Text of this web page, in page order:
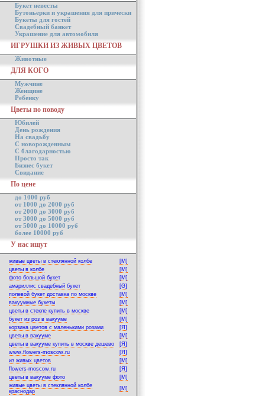
Букет невесты
Бутоньерки и украшения для прически
Букеты для гостей
Свадебный банкет
Украшение для автомобиля
ИГРУШКИ ИЗ ЖИВЫХ ЦВЕТОВ
Животные
ДЛЯ КОГО
Мужчине
Женщине
Ребенку
Цветы по поводу
Юбилей
День рождения
На свадьбу
С новорожденным
С благодарностью
Просто так
Бизнес букет
Свидание
По цене
до 1000 руб
от 1000 до 2000 руб
от 2000 до 3000 руб
от 3000 до 5000 руб
от 5000 до 10000 руб
более 10000 руб
У нас ищут
живые цветы в стеклянной колбе
[M]
цветы в колбе
[M]
фото большой букет
[M]
амариллис свадебный букет
[G]
полевой букет доставка по москве
[M]
вакуумные букеты
[M]
цветы в стекле купить в москве
[M]
букет из роз в вакууме
[M]
корзина цветов с маленькими розами
[Я]
цветы в вакууме
[M]
цветы в вакууме купить в москве дешево
[Я]
www.flowers-moscow.ru
[Я]
из живых цветов
[M]
flowers-moscow.ru
[Я]
цветы в вакууме фото
[M]
живые цветы в стеклянной колбе
краснодар
[M]